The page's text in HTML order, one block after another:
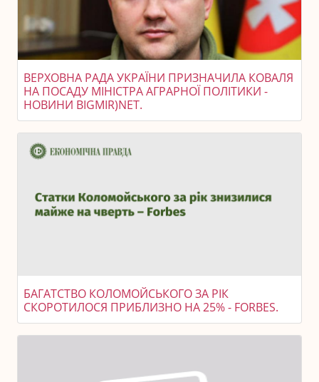
ВЕРХОВНА РАДА УКРАЇНИ ПРИЗНАЧИЛА КОВАЛЯ
НА ПОСАДУ МІНІСТРА АГРАРНОЇ ПОЛІТИКИ -
НОВИНИ BIGMIR)NET.
БАГАТСТВО КОЛОМОЙСЬКОГО ЗА РІК
СКОРОТИЛОСЯ ПРИБЛИЗНО НА 25% - FORBES.